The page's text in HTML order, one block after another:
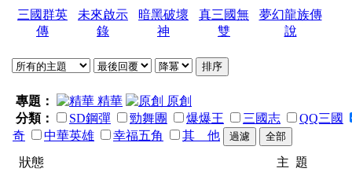
三國群英
傳
未來啟示
錄
暗黑破壞
神
真三國無
雙
夢幻龍族傳
說
專題： 精華
原創
分類：
SD鋼彈 勁舞團 爆爆王 三國志
QQ三國
奇
中華英雄 幸福五角
其 他
狀態
主 題